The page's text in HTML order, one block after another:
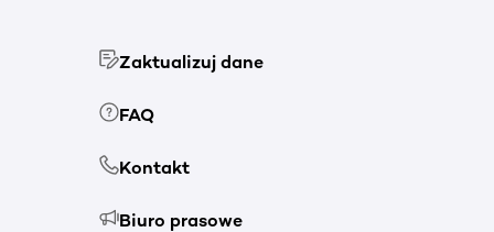
Zaktualizuj dane
FAQ
Kontakt
Biuro prasowe